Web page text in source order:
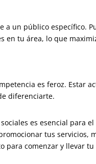
a un público específico.
en tu área, lo que
es feroz. Estar
diferenciarte.
es esencial
tus servicios,
para comenzar y llevar